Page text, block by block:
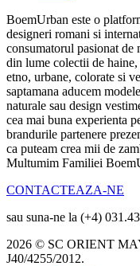
BoemUrban este o
designeri romani si
consumatorul pasionat de
din lume colectii de
etno, urbane, colorate si
saptamana aducem
naturale sau design
cea mai buna experienta
brandurile partenere
ca puteam crea mii de
Multumim Familiei
CONTACTEAZA-NE
sau suna-ne la (+4)
2026 © SC ORIENT
J40/4255/2012.